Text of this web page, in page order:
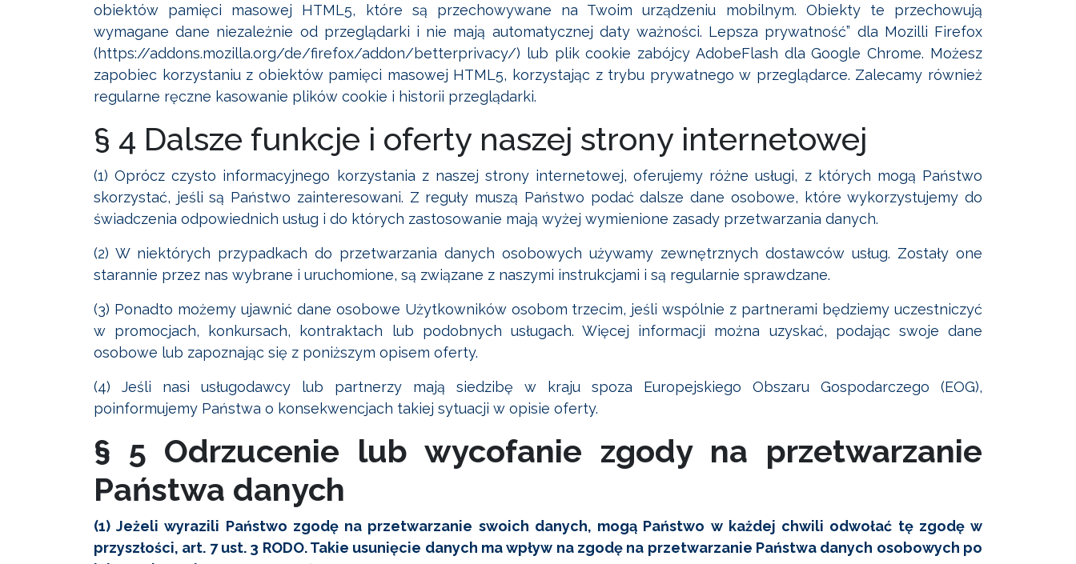
obiektów pamięci masowej HTML5, które są przechowywane na Twoim urządzeniu mobilnym. Obiekty te przechowują
wymagane dane niezależnie od przeglądarki i nie mają automatycznej daty ważności. Lepsza prywatność” dla Mozilli Firefox
(https://addons.mozilla.org/de/firefox/addon/betterprivacy/) lub plik cookie zabójcy AdobeFlash dla Google Chrome. Możesz
zapobiec korzystaniu z obiektów pamięci masowej HTML5, korzystając z trybu prywatnego w przeglądarce. Zalecamy również
regularne ręczne kasowanie plików cookie i historii przeglądarki.
§ 4 Dalsze funkcje i oferty naszej strony internetowej
(1) Oprócz czysto informacyjnego korzystania z naszej strony internetowej, oferujemy różne usługi, z których mogą Państwo
skorzystać, jeśli są Państwo zainteresowani. Z reguły muszą Państwo podać dalsze dane osobowe, które wykorzystujemy do
świadczenia odpowiednich usług i do których zastosowanie mają wyżej wymienione zasady przetwarzania danych.
(2) W niektórych przypadkach do przetwarzania danych osobowych używamy zewnętrznych dostawców usług. Zostały one
starannie przez nas wybrane i uruchomione, są związane z naszymi instrukcjami i są regularnie sprawdzane.
(3) Ponadto możemy ujawnić dane osobowe Użytkowników osobom trzecim, jeśli wspólnie z partnerami będziemy uczestniczyć
w promocjach, konkursach, kontraktach lub podobnych usługach. Więcej informacji można uzyskać, podając swoje dane
osobowe lub zapoznając się z poniższym opisem oferty.
(4) Jeśli nasi usługodawcy lub partnerzy mają siedzibę w kraju spoza Europejskiego Obszaru Gospodarczego (EOG),
poinformujemy Państwa o konsekwencjach takiej sytuacji w opisie oferty.
§ 5 Odrzucenie lub wycofanie zgody na przetwarzanie
Państwa danych
(1) Jeżeli wyrazili Państwo zgodę na przetwarzanie swoich danych, mogą Państwo w każdej chwili odwołać tę zgodę w
przyszłości, art. 7 ust. 3 RODO. Takie usunięcie danych ma wpływ na zgodę na przetwarzanie Państwa danych osobowych po